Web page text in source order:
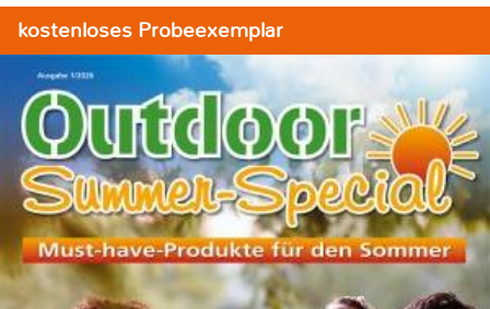
kostenloses Probeexemplar